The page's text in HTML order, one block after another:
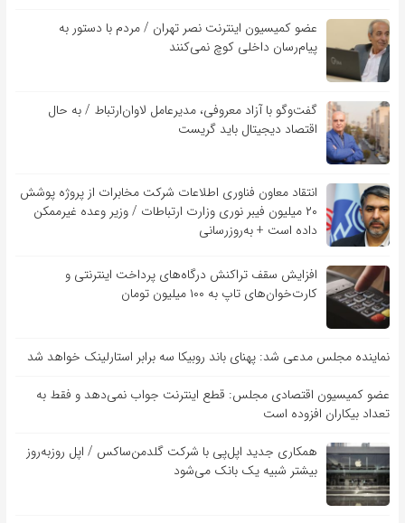
عضو کمیسیون اینترنت نصر تهران / مردم با دستور به
پیام‌رسان داخلی کوچ نمی‌کنند
گفت‌و‌گو با آزاد معروفی، مدیرعامل لاوان‌ارتباط / به حال
اقتصاد دیجیتال باید گریست
انتقاد معاون فناوری اطلاعات شرکت مخابرات از پروژه پوشش
۲۰ میلیون فیبر نوری وزارت ارتباطات / وزیر وعده غیرممکن
داده است + به‌روزرسانی
افزایش سقف تراکنش درگاه‌های پرداخت اینترنتی و
کارت‌خوان‌های تاپ به ۱۰۰ میلیون تومان
نماینده مجلس مدعی شد: پهنای باند روبیکا سه برابر استارلینک خواهد شد
عضو کمیسیون اقتصادی مجلس: قطع اینترنت جواب نمی‌دهد و فقط به
تعداد بیکاران افزوده است
همکاری جدید اپل‌پی با شرکت گلدمن‌ساکس / اپل روزبه‌روز
بیشتر شبیه یک بانک می‌شود